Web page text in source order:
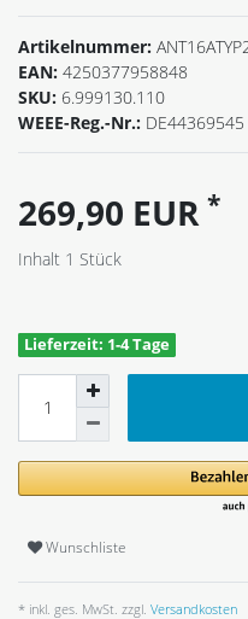
Artikelnummer:
EAN: 4250377958848
SKU: 6.999130.110
WEEE-Reg.-Nr.: DE44369545
269,90 EUR *
Inhalt 1 Stück
Lieferzeit: 1-4 Tage
Wunschliste
* inkl. ges. MwSt. zzgl. Versandkosten